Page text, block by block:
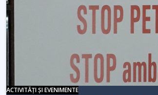
ACTIVITĂȚI ȘI EVENIMENTE